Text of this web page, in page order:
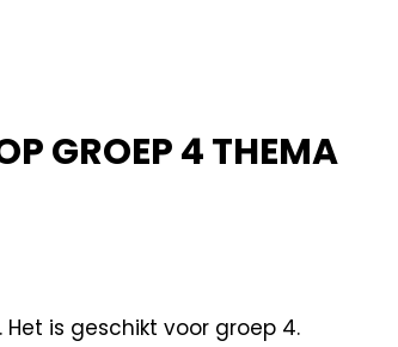
GROEP 4 THEMA
is geschikt voor groep 4.